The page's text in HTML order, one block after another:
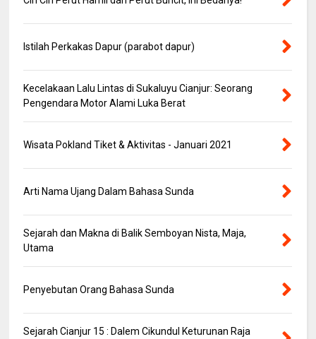
Istilah Perkakas Dapur (parabot dapur)
Kecelakaan Lalu Lintas di Sukaluyu Cianjur: Seorang
Pengendara Motor Alami Luka Berat
Wisata Pokland Tiket & Aktivitas - Januari 2021
Arti Nama Ujang Dalam Bahasa Sunda
Sejarah dan Makna di Balik Semboyan Nista, Maja,
Utama
Penyebutan Orang Bahasa Sunda
Sejarah Cianjur 15 : Dalem Cikundul Keturunan Raja